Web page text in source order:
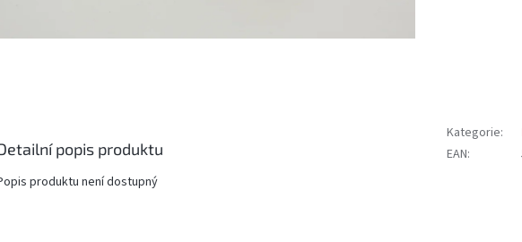
popis produktu
produktu není dostupný
Kategorie:
EAN: